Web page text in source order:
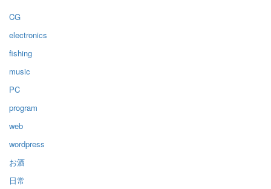
CG
electronics
fishing
music
PC
program
web
wordpress
お酒
日常